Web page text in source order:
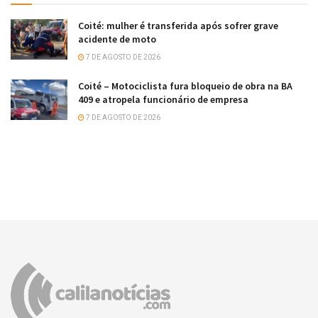
Coité: mulher é transferida após sofrer grave
acidente de moto
7 DE AGOSTO DE 2026
Coité – Motociclista fura bloqueio de obra na BA
409 e atropela funcionário de empresa
7 DE AGOSTO DE 2026